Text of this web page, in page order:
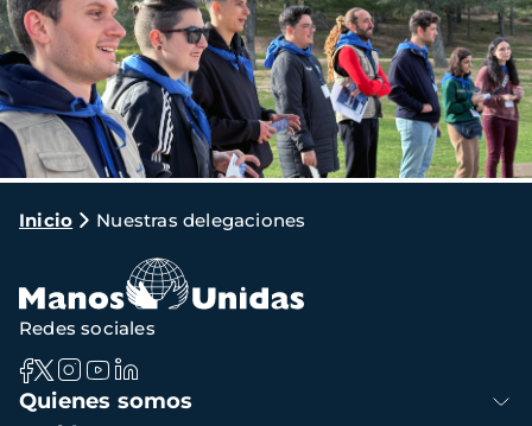
Ruta
navegación
Inicio Nuestras delegaciones
Navegación
principal
Quienes somos
Redes sociales